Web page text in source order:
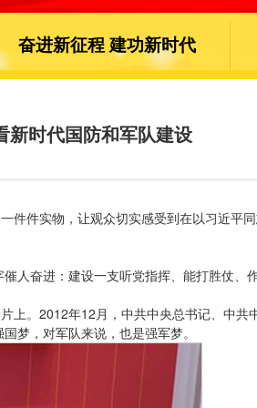
奋进新征程 建功新时代
时代国防和军队建设
件件实物，让观众切实感受到在以习近平
人奋进：建设一支听党指挥、能打胜仗、
。2012年12月，中共中央总书记、中共
梦，对军队来说，也是强军梦。